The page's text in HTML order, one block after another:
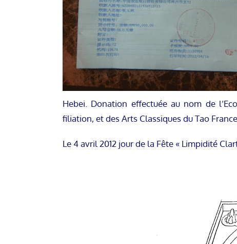
Hebei. Donation effectuée au nom de
filiation, et des Arts Classiques du Tao
Le 4 avril 2012 jour de la Fête « Limpidité